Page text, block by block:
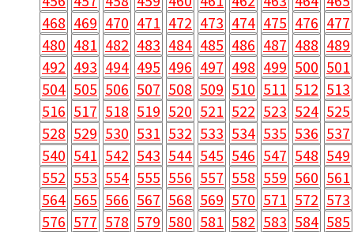
468 469 470 471 472 473 474 475 476 477
480 481 482 483 484 485 486 487 488 489
492 493 494 495 496 497 498 499 500 501
504 505 506 507 508 509 510 511 512 513
516 517 518 519 520 521 522 523 524 525
528 529 530 531 532 533 534 535 536 537
540 541 542 543 544 545 546 547 548 549
552 553 554 555 556 557 558 559 560 561
564 565 566 567 568 569 570 571 572 573
576 577 578 579 580 581 582 583 584 585